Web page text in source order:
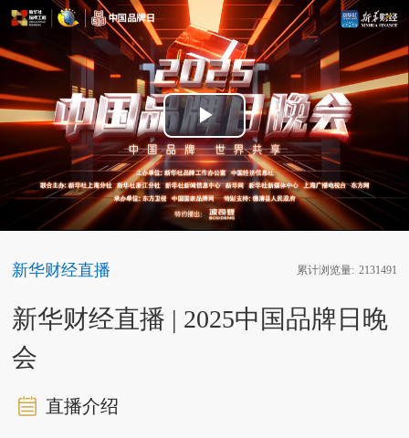
Play
Video
新华财经直播 累计浏览量: 2131491
新华财经直播 | 2025中国品牌日晚
会
直播介绍